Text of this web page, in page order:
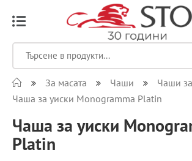
За масата Чаши
Чаши
Чаша за уиски Monogramma Platin
Чаша за уиски
Platin